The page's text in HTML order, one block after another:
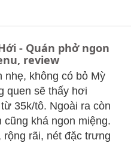
- Quán phở ngon
review
nhẹ, không có bỏ Mỳ
quen sẽ thấy hơi
35k/tô. Ngoài ra còn
cũng khá ngon miệng.
rộng rãi, nét đặc trưng